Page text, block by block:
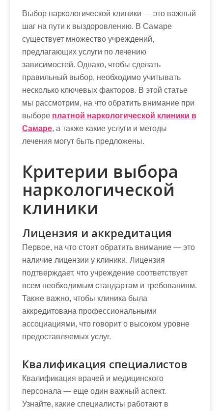
Выбор наркологической клиники — это важный
шаг на пути к выздоровлению. В Самаре
существует множество учреждений,
предлагающих услуги по лечению
зависимостей. Однако, чтобы сделать
правильный выбор, необходимо учитывать
несколько ключевых факторов. В этой статье
мы рассмотрим, на что обратить внимание при
выборе платной наркологической клиники в
Самаре, а также какие услуги и методы
лечения могут быть предложены.
Критерии выбора
наркологической
клиники
Лицензия и аккредитация
Первое, на что стоит обратить внимание — это
наличие лицензии у клиники. Лицензия
подтверждает, что учреждение соответствует
всем необходимым стандартам и требованиям.
Также важно, чтобы клиника была
аккредитована профессиональными
ассоциациями, что говорит о высоком уровне
предоставляемых услуг.
Квалификация специалистов
Квалификация врачей и медицинского
персонала — еще один важный аспект.
Узнайте, какие специалисты работают в